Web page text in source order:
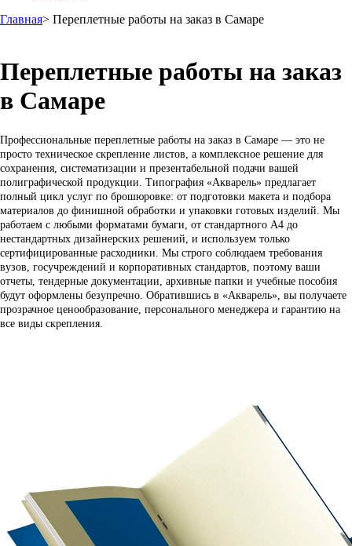
Главная> Переплетные работы на заказ в Самаре
Переплетные работы на заказ
в Самаре
Профессиональные переплетные работы на заказ в Самаре — это не
просто техническое скрепление листов, а комплексное решение для
сохранения, систематизации и презентабельной подачи вашей
полиграфической продукции. Типография «Акварель» предлагает
полный цикл услуг по брошюровке: от подготовки макета и подбора
материалов до финишной обработки и упаковки готовых изделий. Мы
работаем с любыми форматами бумаги, от стандартного А4 до
нестандартных дизайнерских решений, и используем только
сертифицированные расходники. Мы строго соблюдаем требования
вузов, госучреждений и корпоративных стандартов, поэтому ваши
отчеты, тендерные документации, архивные папки и учебные пособия
будут оформлены безупречно. Обратившись в «Акварель», вы получаете
прозрачное ценообразование, персонального менеджера и гарантию на
все виды скрепления.